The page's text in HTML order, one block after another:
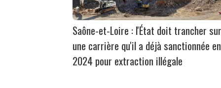
Saône-et-Loire : l'État doit trancher sur
une carrière qu'il a déjà sanctionnée en
2024 pour extraction illégale